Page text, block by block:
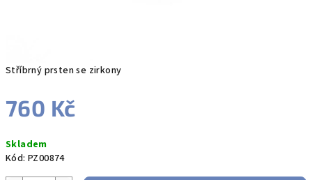
Stříbrný prsten se zirkony
760 Kč
cena:
Skladem
Kód: PZ00874